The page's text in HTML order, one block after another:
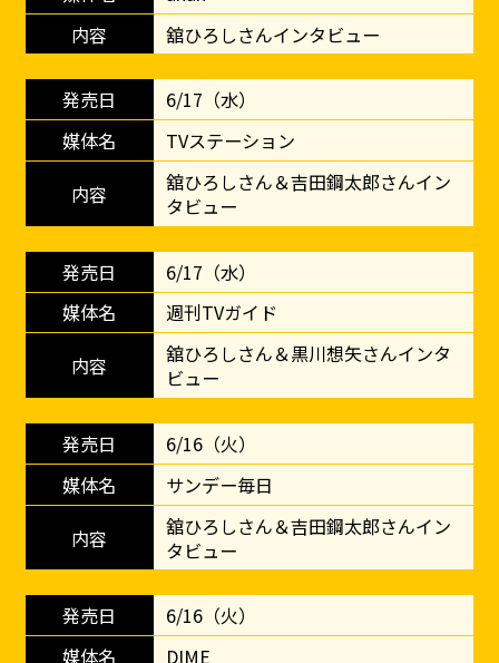
舘ひろしさんインタビュー
6/17（水）
TVステーション
舘ひろしさん＆吉田鋼太郎さんイン
タビュー
6/17（水）
週刊TVガイド
舘ひろしさん＆黒川想矢さんインタ
ビュー
6/16（火）
サンデー毎日
舘ひろしさん＆吉田鋼太郎さんイン
タビュー
6/16（火）
DIME